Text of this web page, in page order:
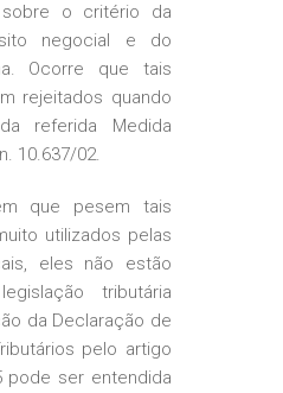
sobre o critério da
negocial e do
Ocorre que tais
rejeitados quando
referida Medida
10.637/02.
que pesem tais
utilizados pelas
eles não estão
tributária
da Declaração de
pelo artigo
pode ser entendida